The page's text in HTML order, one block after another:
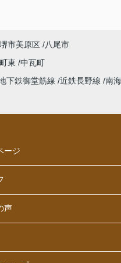
堺市美原区
八尾市
東 中瓦町
下鉄御堂筋線 近鉄長野線 南
ージ
声